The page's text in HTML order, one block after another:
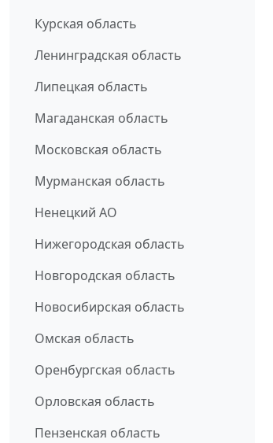
Курская область
Ленинградская область
Липецкая область
Магаданская область
Московская область
Мурманская область
Ненецкий АО
Нижегородская область
Новгородская область
Новосибирская область
Омская область
Оренбургская область
Орловская область
Пензенская область